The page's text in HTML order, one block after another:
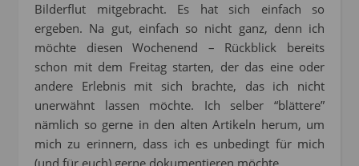
Bilderflut mitgebracht. Es hat sich einfach so
ergeben. Na gut, einfach so nicht ganz, denn ich
möchte diesen Wochenend – Rückblick bereits
schon mit dem Freitag starten, der das eine oder
andere Erlebnis mit sich brachte, das ich nicht
unerwähnt lassen möchte. Ich selber “blättere”
nämlich so gerne in den alten Artikeln herum, um
mich zu erinnern, dass ich es unbedingt für mich